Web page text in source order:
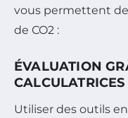
vous permettent
de CO2 :
ÉVALUATION
Utiliser des outils